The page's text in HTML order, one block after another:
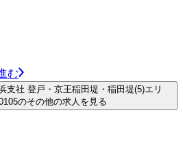
む
支社 登戸・京王稲田堤・稲田堤(5)エリ
のその他の求人を見る